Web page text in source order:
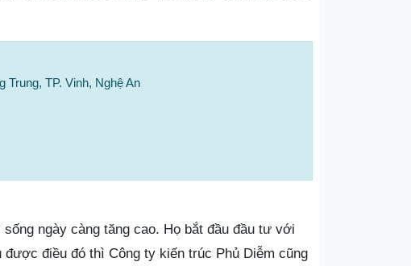
Trung, TP. Vinh, Nghệ An
ngày càng tăng cao. Họ bắt đầu đầu tư với
điều đó thì Công ty kiến trúc Phủ Diễm cũng